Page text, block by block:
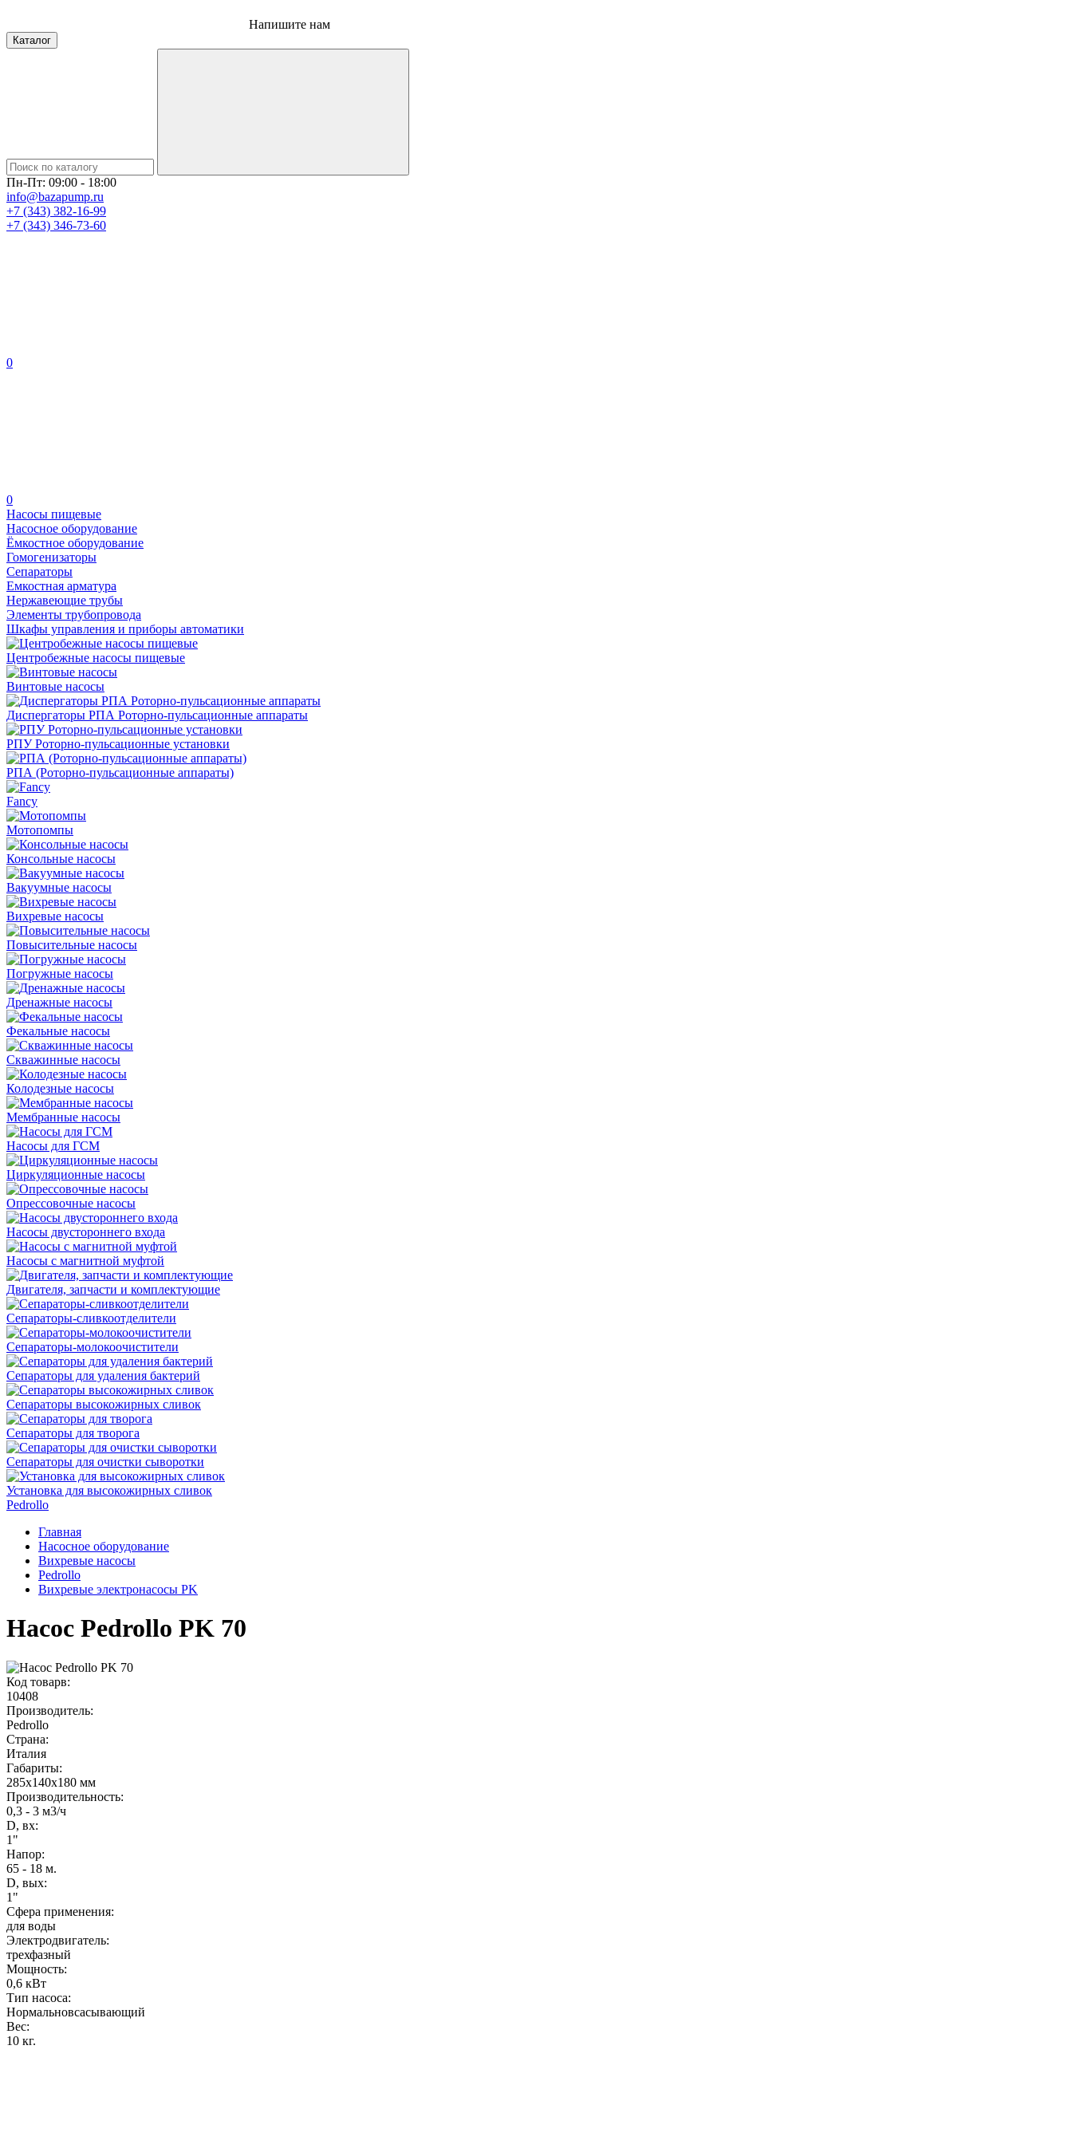
Напишите нам
Каталог
Пн-Пт: 09:00 - 18:00
info@bazapump.ru
+7 (343) 382-16-99
+7 (343) 346-73-‬60
0
0
Насосы пищевые
Насосное оборудование
Ёмкостное оборудование
Гомогенизаторы
Сепараторы
Емкостная арматура
Нержавеющие трубы
Элементы трубопровода
Шкафы управления и приборы автоматики
Центробежные насосы пищевые
Винтовые насосы
Диспергаторы РПА Роторно-пульсационные аппараты
РПУ Роторно-пульсационные установки
РПА (Роторно-пульсационные аппараты)
Fancy
Мотопомпы
Консольные насосы
Вакуумные насосы
Вихревые насосы
Повысительные насосы
Погружные насосы
Дренажные насосы
Фекальные насосы
Скважинные насосы
Колодезные насосы
Мембранные насосы
Насосы для ГСМ
Циркуляционные насосы
Опрессовочные насосы
Насосы двустороннего входа
Насосы с магнитной муфтой
Двигателя, запчасти и комплектующие
Сепараторы-сливкоотделители
Сепараторы-молокоочистители
Сепараторы для удаления бактерий
Сепараторы высокожирных сливок
Сепараторы для творога
Сепараторы для очистки сыворотки
Установка для высокожирных сливок
Pedrollo
Главная
Насосное оборудование
Вихревые насосы
Pedrollo
Вихревые электронасосы PK
Насос Pedrollo PK 70
Код товарв:
10408
Производитель:
Pedrollo
Страна:
Италия
Габариты:
285x140x180 мм
Производительность:
0,3 - 3 м3/ч
D, вх:
1"
Напор:
65 - 18 м.
D, вых:
1"
Сфера применения:
для воды
Электродвигатель:
трехфазный
Мощность:
0,6 кВт
Тип насоса:
Нормальновсасывающий
Вес:
10 кг.